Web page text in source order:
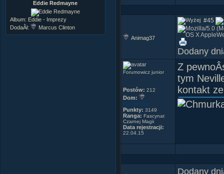
Eddie Redmayne
Album: Eddie - Imprezy
DodaÂł:
Marcus Clinton
Oda do
(trzymajcie
Elizabeth,
Ty
Jak
ten tylko
Co rodzic
Animag37
#45
Dodany
Forumowicz junior
Postów: 212
Dom:
Ravenclaw
Punkty: 3149
Ranga: Fascynat
Czarnej Magii
Data rejestracji:
22.04.15
Z
tym
kontakt
Dodany